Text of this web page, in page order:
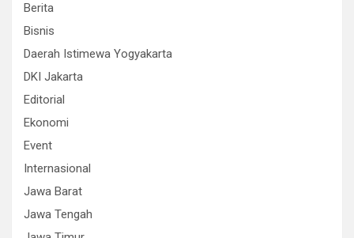
Berita
Bisnis
Daerah Istimewa Yogyakarta
DKI Jakarta
Editorial
Ekonomi
Event
Internasional
Jawa Barat
Jawa Tengah